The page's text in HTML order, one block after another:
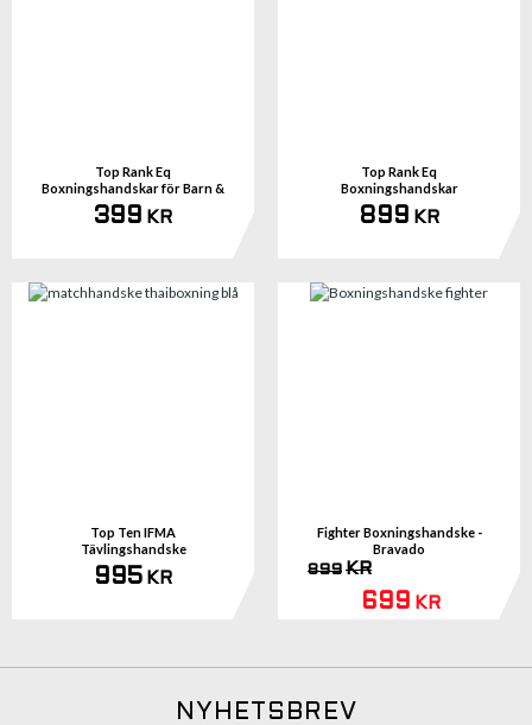
Top Rank Eq
Boxningshandskar för Barn &
Junior - Vit/Svart
399 KR
Top Rank Eq
Boxningshandskar
Mexicanstyle Vita
899 KR
Top Ten IFMA
Tävlingshandske
Thaiboxning
995 KR
Fighter Boxningshandske -
Bravado
899 KR
699 KR
NYHETSBREV